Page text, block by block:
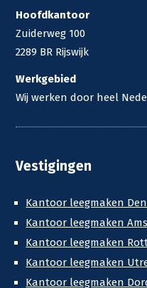
Hoofdkantoor
Zuiderweg 100
2289 BR Rijswijk
Werkgebied
Wij werken door heel
Vestigingen
Kantoor leegmaken
Kantoor leegmaken
Kantoor leegmaken
Kantoor leegmaken
Kantoor leegmaken